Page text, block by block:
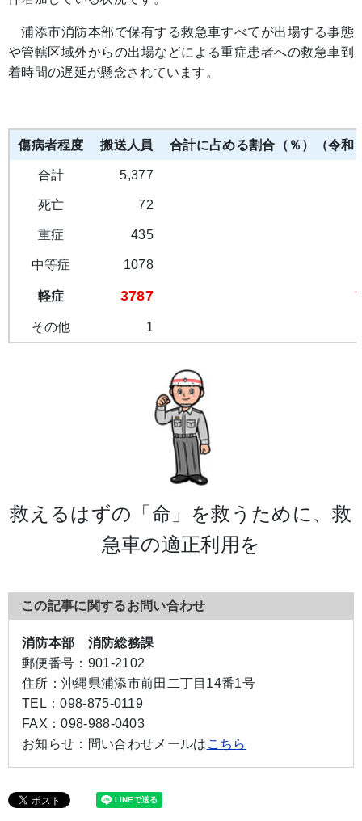
浦添市消防本部で保有する救急車すべてが出場する事態
や管轄区域外からの出場などによる重症患者への救急車到
着時間の遅延が懸念されています。
傷病者程度 搬送人員 合計に占める割合（％）（令和
合計 5,377
死亡 72
重症 435
中等症 1078
軽症 3787
その他 1
救えるはずの「命」を救うために、救
急車の適正利用を
この記事に関するお問い合わせ
消防本部 消防総務課
郵便番号： 901-2102
住所： 沖縄県浦添市前田二丁目14番1号
TEL：098-875-0119
FAX：098-988-0403
お知らせ： 問い合わせメールは こちら